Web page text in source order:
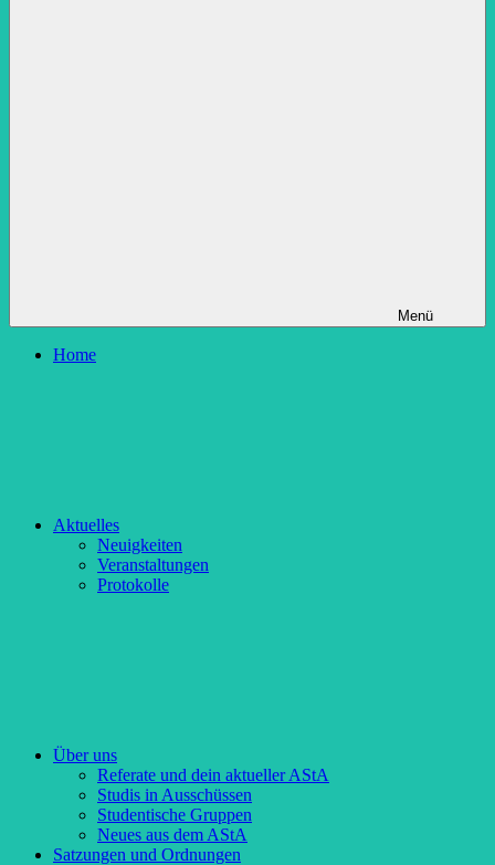
Menü
Home
Aktuelles
Neuigkeiten
Veranstaltungen
Protokolle
Über uns
Referate und dein aktueller AStA
Studis in Ausschüssen
Studentische Gruppen
Neues aus dem AStA
Satzungen und Ordnungen